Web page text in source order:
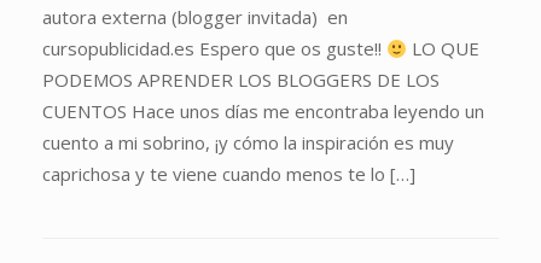
autora externa (blogger invitada) en
cursopublicidad.es Espero que os guste!!
LO QUE
PODEMOS APRENDER LOS BLOGGERS DE LOS
CUENTOS Hace unos días me encontraba leyendo un
cuento a mi sobrino, ¡y cómo la inspiración es muy
caprichosa y te viene cuando menos te lo […]